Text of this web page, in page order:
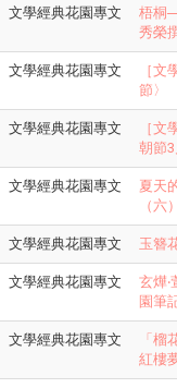
文學經典花園專文
梧桐
秀榮
文學經典花園專文
［
節〉
文學經典花園專文
［
朝節3
文學經典花園專文
夏天
（六）
文學經典花園專文 玉簪
文學經典花園專文
玄燁‧
園筆
文學經典花園專文
「
紅樓